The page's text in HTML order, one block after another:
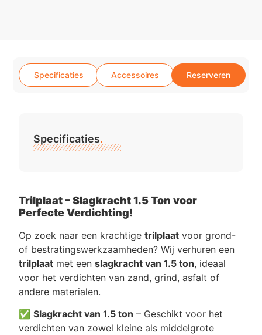
Specificaties Accessoires Reserveren
Trilplaat – Slagkracht 1.5 Ton voor
Perfecte Verdichting!
Op zoek naar een krachtigetrilplaat voor grond-
of bestratingswerkzaamheden? Wij verhuren een
trilplaat met eenslagkracht van 1.5 ton, ideaal
voor het verdichten van zand, grind, asfalt of
andere materialen.
✅Slagkracht van 1.5 ton – Geschikt voor het
verdichten van zowel kleine als middelgrote
Specificaties.